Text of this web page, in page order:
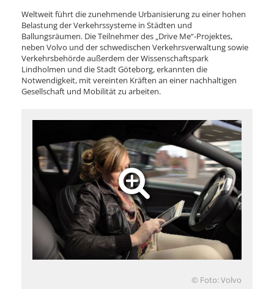
Weltweit führt die zunehmende Urbanisierung zu einer hohen
Belastung der Verkehrssysteme in Städten und
Ballungsräumen. Die Teilnehmer des „Drive Me“-Projektes,
neben Volvo und der schwedischen Verkehrsverwaltung sowie
Verkehrsbehörde außerdem der Wissenschaftspark
Lindholmen und die Stadt Göteborg, erkannten die
Notwendigkeit, mit vereinten Kräften an einer nachhaltigen
Gesellschaft und Mobilität zu arbeiten.
© Foto: Volvo